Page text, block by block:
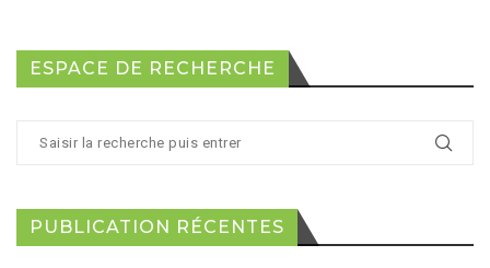
ESPACE DE RECHERCHE
PUBLICATION RÉCENTES